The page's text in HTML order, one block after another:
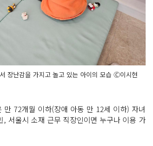
장난감을 가지고 놀고 있는 아이의 모습 Ⓒ이시현
만 72개월 이하(장애 아동 만 12세 이하) 자녀
, 서울시 소재 근무 직장인이면 누구나 이용 가